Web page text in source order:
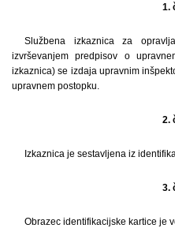
1.
Službena izkaznica za
izvrševanjem predpisov o
izkaznica) se izdaja upravnim
upravnem postopku.
2.
Izkaznica je sestavljena iz
3.
Obrazec identifikacijske kartice je